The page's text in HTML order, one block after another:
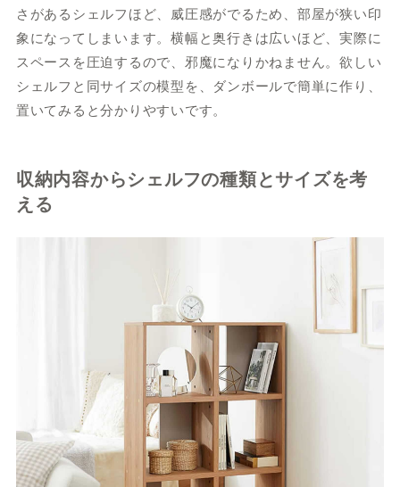
さがあるシェルフほど、威圧感がでるため、部屋が狭い印
象になってしまいます。横幅と奥行きは広いほど、実際に
スペースを圧迫するので、邪魔になりかねません。欲しい
シェルフと同サイズの模型を、ダンボールで簡単に作り、
置いてみると分かりやすいです。
収納内容からシェルフの種類とサイズを考
える